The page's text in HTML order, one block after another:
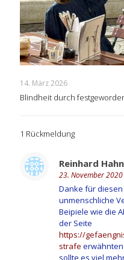
14. März 2026
Blindheit durch
1 Rückmeldung
Reinhard Hahn
23. November
Danke für
unmenschliche
Beipiele wie die
der Seite
https://
strafe
sollte es viel